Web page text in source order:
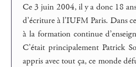
Ce 3 juin 2004, il y a donc 18
d’écriture à l’IUFM Paris. Dans
à la formation continue
C’était principalement Patrick
appris avec tout ça, ce monde